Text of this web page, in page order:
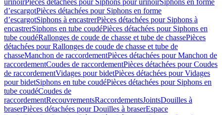
urinoirPièces détachées pour Siphons pour urinoirSiphons en forme
d’escargotPièces détachées pour Siphons en forme
d’escargotSiphons à encastrerPièces détachées pour Siphons à
encastrerSiphons en tube coudéPièces détachées pour Siphons en
tube coudéRallonges de coude de chasse et tube de chassePièces
détachées pour Rallonges de coude de chasse et tube de
chasseManchon de raccordementPièces détachées pour Manchon de
raccordementCoudes de raccordementPièces détachées pour Coudes
de raccordementVidages pour bidetPièces détachées pour Vidages
pour bidetSiphons en tube coudéPièces détachées pour Siphons en
tube coudéCoudes de
raccordementRecouvrementsRaccordementsJointsDouilles à
braserPièces détachées pour Douilles à braserEspace